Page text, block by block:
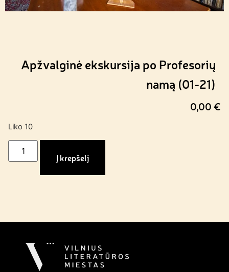
Apžvalginė ekskursija po Profesorių
namą (01-21)
0,00€
Liko 10
Į krepšelį